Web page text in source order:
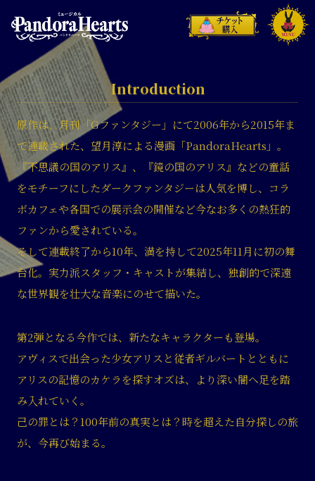
Introduction
原作は、月刊「Gファンタジー」にて2006年から2015年ま
で連載された、望月淳による漫画「PandoraHearts」。
『不思議の国のアリス』、『鏡の国のアリス』などの童話
をモチーフにしたダークファンタジーは人気を博し、コラ
ボカフェや各国での展示会の開催など今なお多くの熱狂的
ファンから愛されている。
そして連載終了から10年、満を持して2025年11月に初の舞
台化。実力派スタッフ・キャストが集結し、独創的で深遠
な世界観を壮大な音楽にのせて描いた。
第2弾となる今作では、新たなキャラクターも登場。
アヴィスで出会った少女アリスと従者ギルバートとともに
アリスの記憶のカケラを探すオズは、より深い闇へ足を踏
み入れていく。
己の罪とは？100年前の真実とは？時を超えた自分探しの旅
が、今再び始まる。